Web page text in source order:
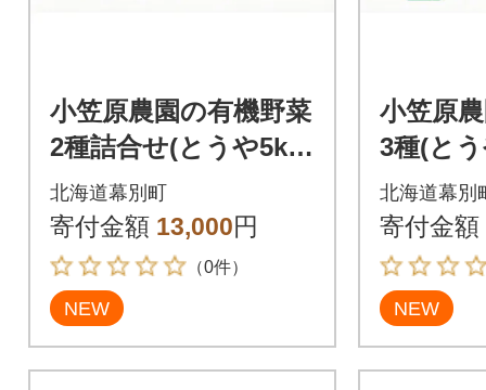
小笠原農園の有機野菜
2種詰合せ(とうや5k
g・玉ねぎ4kg)《秋出
荷先行予約》[5369094
0]
北海道幕別町
寄付金額 13,000円
（0件）
NEW
小笠原
3種(と
ね・玉
出荷先
949]
北海道幕別
寄付金額
NEW